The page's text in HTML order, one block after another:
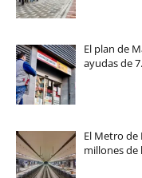
El plan de
ayudas de
El Metro
millones